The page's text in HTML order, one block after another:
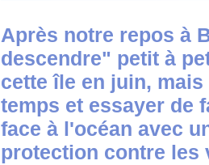
Après notre repos à
descendre" petit à
cette île en juin,
temps et essayer de
face à l'océan avec
protection contre les